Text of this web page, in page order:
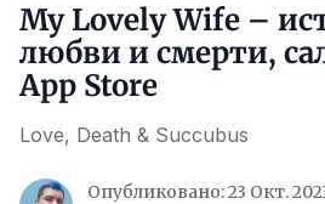
My Lovely Wife –
любви и смерти,
App Store
Love, Death & Succubus
Опубликовано: 23 Окт.